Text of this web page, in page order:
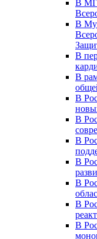
В
В
В
В
В
В
В
В
В
В
В